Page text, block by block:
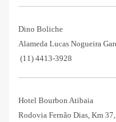
Dino Boliche
Alameda Lucas Nogueira
(11) 4413-3928
Hotel Bourbon Atibaia
Rodovia Fernão Dias, Km